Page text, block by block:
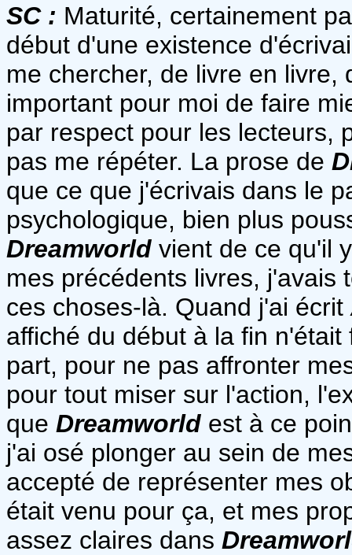
SC : Maturité, certainement
début d'une existence
me chercher, de livre en livre,
important pour moi de faire
par respect pour les lecteurs,
pas me répéter. La prose de
que ce que j'écrivais dans le
psychologique, bien plus
Dreamworld vient de ce qu'il
mes précédents livres, j'avais
ces choses-là. Quand j'ai écrit
affiché du début à la fin
part, pour ne pas affronter
pour tout miser sur l'action,
que Dreamworld est à ce
j'ai osé plonger au sein de
accepté de représenter mes
était venu pour ça, et mes
assez claires dans